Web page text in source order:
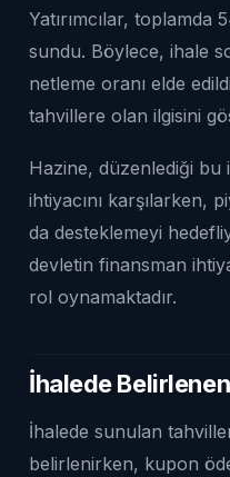
Yatırımcılar, toplamda
sundu. Böylece, ihale
netleme oranı elde
tahvillere olan ilgisini
Hazine, düzenlediği
ihtiyacını karşılarken,
da desteklemeyi
devletin finansman
rol oynamaktadır.
İhalede
İhalede sunulan
belirlenirken, kupon